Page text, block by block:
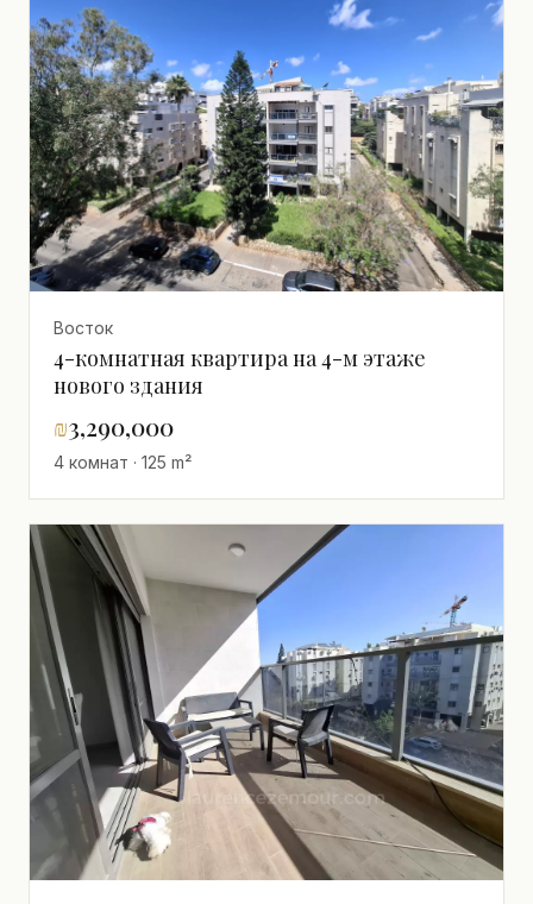
Восток
4-комнатная квартира на 4-м этаже
нового здания
₪3,290,000
4 комнат · 125 m²